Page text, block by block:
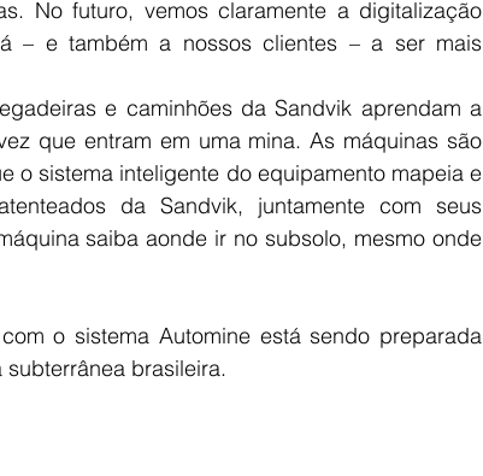
No futuro, vemos claramente a digitalização
– e também a nossos clientes – a ser mais
e caminhões da Sandvik aprendam a
que entram em uma mina. As máquinas são
o sistema inteligente do equipamento mapeia e
da Sandvik, juntamente com seus
saiba aonde ir no subsolo, mesmo onde
o sistema Automine está sendo preparada
brasileira.